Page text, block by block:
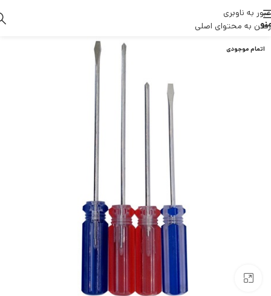
عبور به ناوبری
رفتن به محتوای اصلی
اتمام موجودی
بزرگنمایی تصویر